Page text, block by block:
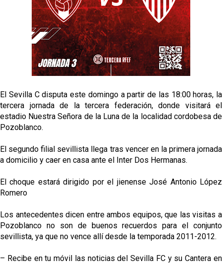
Análisis I Quién es y cómo juega Fran González
Miguel Sierra: La temporada pasada se vio
reflejado que podemos tirar para delante y
trabajamos con ilusión
mercado
OFICIAL | Juanlu se marcha al Bournemouth
El Sevilla C disputa este domingo a partir de las 18:00 horas, la
tercera jornada de la tercera federación, donde visitará el
estadio Nuestra Señora de la Luna de la localidad cordobesa de
Pozoblanco.
El segundo filial sevillista llega tras vencer en la primera jornada
a domicilio y caer en casa ante el Inter Dos Hermanas.
El choque estará dirigido por el jienense José Antonio López
Romero
Los antecedentes dicen entre ambos equipos, que las visitas a
Pozoblanco no son de buenos recuerdos para el conjunto
sevillista, ya que no vence allí desde la temporada 2011-2012.
– Recibe en tu móvil las noticias del Sevilla FC y su Cantera en